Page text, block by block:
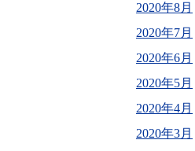
2020年8月
2020年7月
2020年6月
2020年5月
2020年4月
2020年3月